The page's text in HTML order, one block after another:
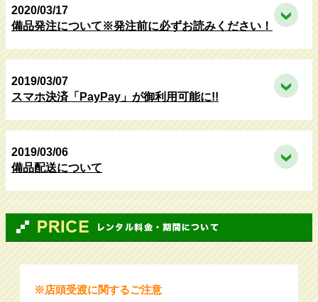
2020/03/17
備品発注について※発注前に必ずお読みください！
2019/03/07
スマホ決済「PayPay」が御利用可能に!!
2019/03/06
備品配送について
※店頭受渡に関するご注意